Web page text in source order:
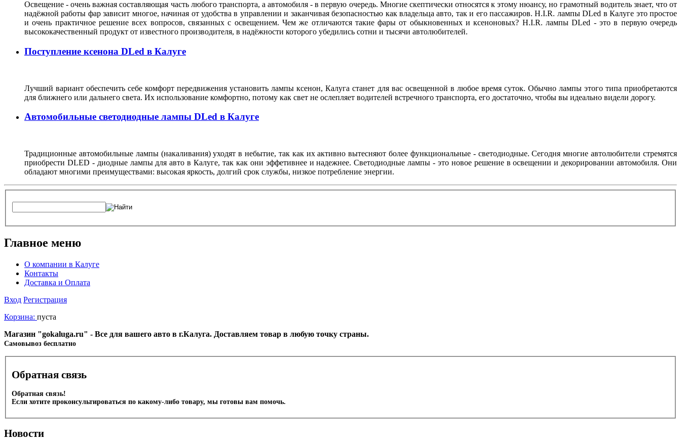
Освещение - очень важная составляющая часть любого транспорта, а автомобиля - в первую очередь. Многие скептически относятся к этому нюансу, но грамотный водитель знает, что от
надёжной работы фар зависит многое, начиная от удобства в управлении и заканчивая безопасностью как владельца авто, так и его пассажиров. H.I.R. лампы DLed в Калуге это простое
и очень практичное решение всех вопросов, связанных с освещением. Чем же отличаются такие фары от обыкновенных и ксеноновых? H.I.R. лампы DLed - это в первую очередь
высококачественный продукт от известного производителя, в надёжности которого убедились сотни и тысячи автолюбителей.
Поступление ксенона DLed в Калуге
Лучший вариант обеспечить себе комфорт передвижения установить лампы ксенон, Калуга станет для вас освещенной в любое время суток. Обычно лампы этого типа приобретаются
для ближнего или дальнего света. Их использование комфортно, потому как свет не ослепляет водителей встречного транспорта, его достаточно, чтобы вы идеально видели дорогу.
Автомобильные светодиодные лампы DLed в Калуге
Традиционные автомобильные лампы (накаливания) уходят в небытие, так как их активно вытесняют более функциональные - светодиодные. Сегодня многие автолюбители стремятся
приобрести DLED - диодные лампы для авто в Калуге, так как они эффетивнее и надежнее. Светодиодные лампы - это новое решение в освещении и декорировании автомобиля. Они
обладают многими преимуществами: высокая яркость, долгий срок службы, низкое потребление энергии.
Главное меню
О компании в Калуге
Контакты
Доставка и Оплата
Вход Регистрация
Корзина: пуста
Магазин "gokaluga.ru" - Все для вашего авто в г.Калуга. Доставляем товар в любую точку страны.
Cамовывоз бесплатно
Обратная связь
Обратная связь!
Если хотите проконсультироваться по какому-либо товару, мы готовы вам помочь.
Новости